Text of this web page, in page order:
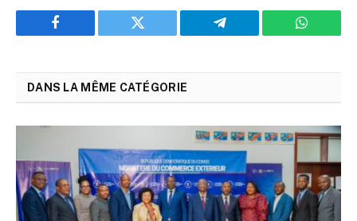
Facebook Twitter Telegram
DANS LA MÊME CATÉGORIE